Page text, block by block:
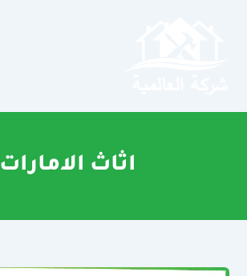
اثاث الامارات